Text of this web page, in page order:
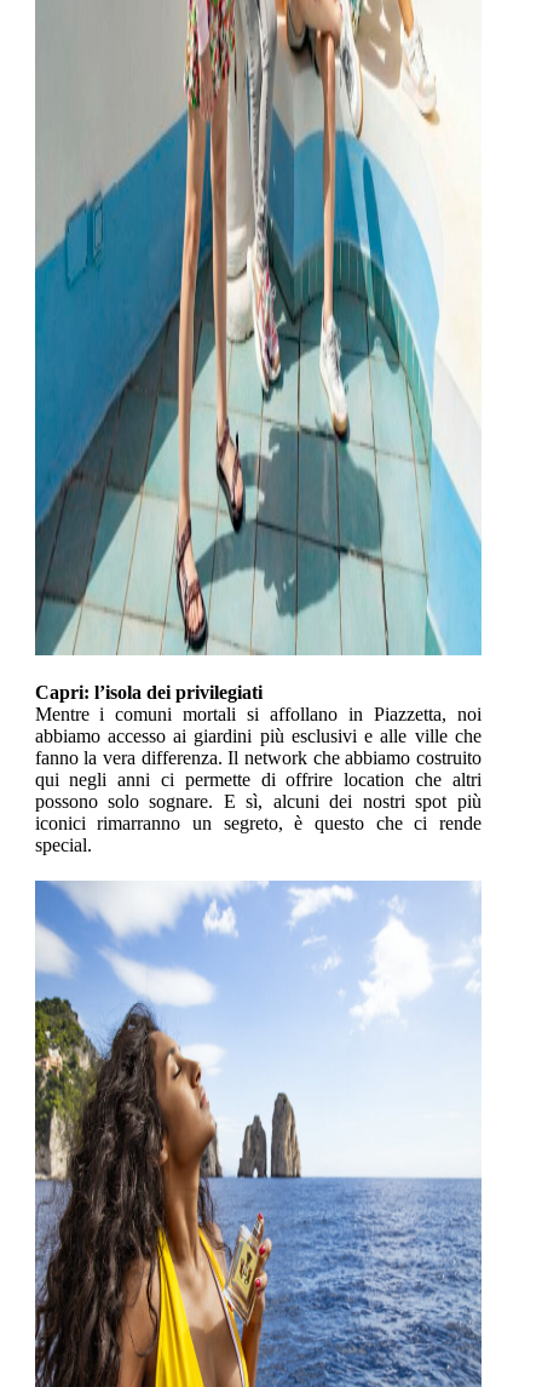
Capri: l’isola dei privilegiati
Mentre i comuni mortali si affollano in Piazzetta, noi
abbiamo accesso ai giardini più esclusivi e alle ville che
fanno la vera differenza. Il network che abbiamo costruito
qui negli anni ci permette di offrire location che altri
possono solo sognare. E sì, alcuni dei nostri spot più
iconici rimarranno un segreto, è questo che ci rende
special.